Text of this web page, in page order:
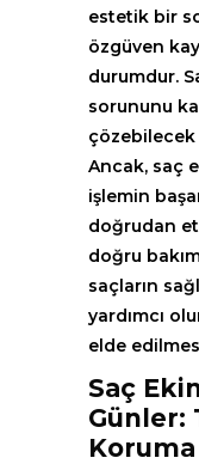
estetik bir
özgüven
durumdur.
sorununu
Ancak, saç
işlemin
doğrudan
doğru
saçların
yardımcı
elde
Saç
Günler:
Koruma